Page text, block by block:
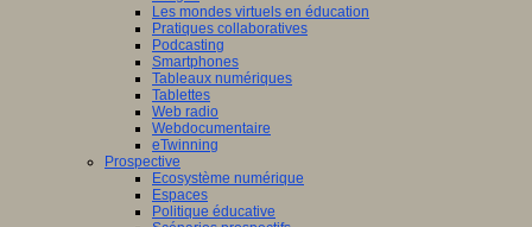
Les mondes virtuels en éducation
Pratiques collaboratives
Podcasting
Smartphones
Tableaux numériques
Tablettes
Web radio
Webdocumentaire
eTwinning
Prospective
Ecosystème numérique
Espaces
Politique éducative